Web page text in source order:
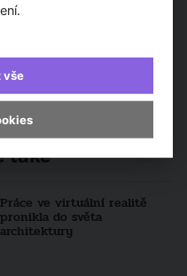
Kancelářskou budovu DRN na
také
Práce ve virtuální realitě
pronikla do světa
architektury
vše